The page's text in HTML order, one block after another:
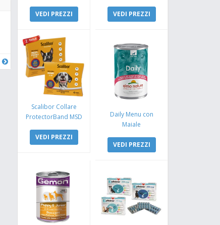
VEDI PREZZI VEDI PREZZI
Scalibor Collare
ProtectorBand MSD
VEDI PREZZI
Daily Menu con
Maiale
VEDI PREZZI